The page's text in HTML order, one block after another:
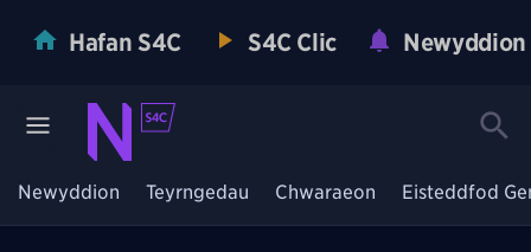
Hafan S4C S4C Clic Newyddion
Newyddion Teyrngedau Chwaraeon Eisteddfod